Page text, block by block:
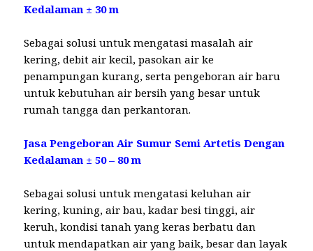
Kedalaman ± 30 m
Sebagai solusi untuk mengatasi masalah air
kering, debit air kecil, pasokan air ke
penampungan kurang, serta pengeboran air baru
untuk kebutuhan air bersih yang besar untuk
rumah tangga dan perkantoran.
Jasa Pengeboran Air Sumur Semi Artetis Dengan
Kedalaman ± 50 – 80 m
Sebagai solusi untuk mengatasi keluhan air
kering, kuning, air bau, kadar besi tinggi, air
keruh, kondisi tanah yang keras berbatu dan
untuk mendapatkan air yang baik, besar dan layak